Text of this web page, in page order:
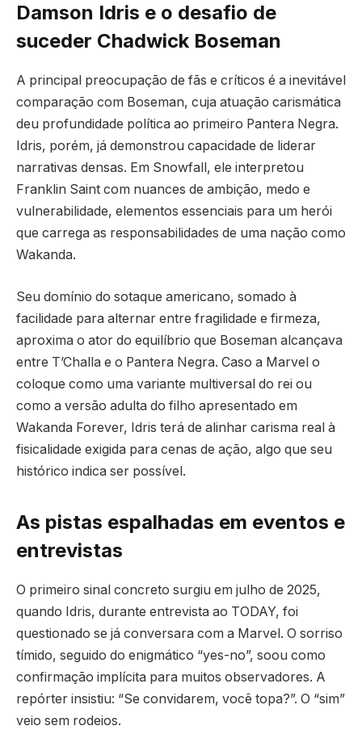
Damson Idris e o desafio de
suceder Chadwick Boseman
A principal preocupação de fãs e críticos é a inevitável
comparação com Boseman, cuja atuação carismática
deu profundidade política ao primeiro Pantera Negra.
Idris, porém, já demonstrou capacidade de liderar
narrativas densas. Em Snowfall, ele interpretou
Franklin Saint com nuances de ambição, medo e
vulnerabilidade, elementos essenciais para um herói
que carrega as responsabilidades de uma nação como
Wakanda.
Seu domínio do sotaque americano, somado à
facilidade para alternar entre fragilidade e firmeza,
aproxima o ator do equilíbrio que Boseman alcançava
entre T’Challa e o Pantera Negra. Caso a Marvel o
coloque como uma variante multiversal do rei ou
como a versão adulta do filho apresentado em
Wakanda Forever, Idris terá de alinhar carisma real à
fisicalidade exigida para cenas de ação, algo que seu
histórico indica ser possível.
As pistas espalhadas em eventos e
entrevistas
O primeiro sinal concreto surgiu em julho de 2025,
quando Idris, durante entrevista ao TODAY, foi
questionado se já conversara com a Marvel. O sorriso
tímido, seguido do enigmático “yes-no”, soou como
confirmação implícita para muitos observadores. A
repórter insistiu: “Se convidarem, você topa?”. O “sim”
veio sem rodeios.